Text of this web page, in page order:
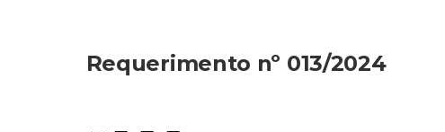
Requerimento nº 013/2024